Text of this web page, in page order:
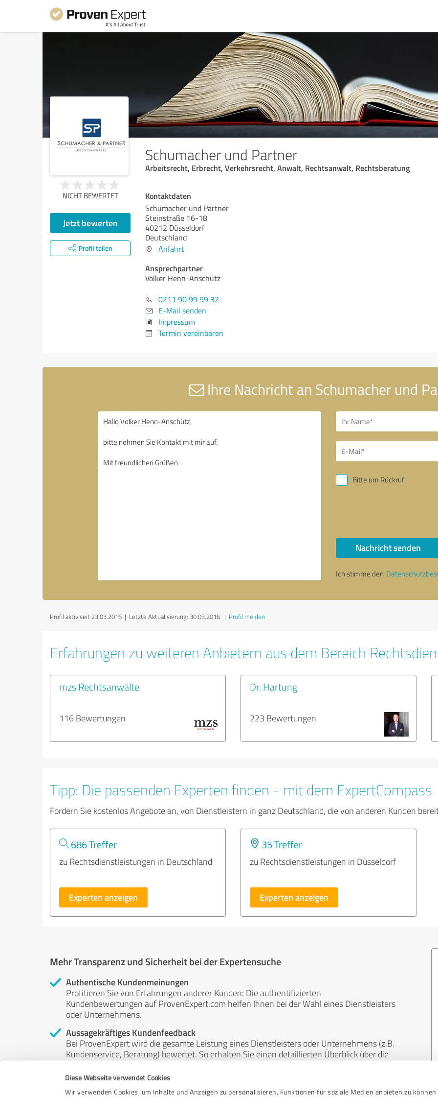
Diese Webseite verwendet Cookies
Wir verwenden Cookies, um Inhalte und Anzeigen zu personalisieren, Funktionen für soziale Medien anbieten zu können
Schumacher und Partner
Arbeitsrecht, Erbrecht, Verkehrsrecht, Anwalt, Rechtsanwalt, Rechtsberatung
NICHT BEWERTET
Jetzt bewerten
Profil teilen
Kontaktdaten
Schumacher und Partner
Steinstraße 16-18
40212 Düsseldorf
Deutschland
Anfahrt
Ansprechpartner
Volker Henn-Anschütz
0211 90 99 99 32
E-Mail senden
Impressum
Termin vereinbaren
Ihre Nachricht an Schumacher und
Bitte um Rückruf
Nachricht senden
Ich stimme den
Profil aktiv seit 23.03.2016 | Letzte Aktualisierung: 30.03.2016 | Profil melden
Erfahrungen zu weiteren Anbietern aus dem Bereich
mzs Rechtsanwälte
116 Bewertungen
Dr. Hartung
223 Bewertungen
Tipp: Die passenden Experten finden - mit dem ExpertCompass
Fordern Sie kostenlos Angebote an, von Dienstleistern in ganz Deutschland, die von anderen Kunden
686 Treffer
zu Rechtsdienstleistungen in Deutschland
Experten anzeigen
35 Treffer
zu Rechtsdienstleistungen in Düsseldorf
Experten anzeigen
Mehr Transparenz und Sicherheit bei der Expertensuche
Authentische Kundenmeinungen
Profitieren Sie von Erfahrungen anderer Kunden: Die authentifizierten
Kundenbewertungen auf ProvenExpert.com helfen Ihnen bei der Wahl eines Dienstleisters
oder Unternehmens.
Aussagekräftiges Kundenfeedback
Bei ProvenExpert wird die gesamte Leistung eines Dienstleisters oder Unternehmens (z.B.
Kundenservice, Beratung) bewertet. So erhalten Sie einen detaillierten Überblick über die
Unabhängige Bewertungen
ProvenExpert ist grundsätzlich kostenlos, unabhängig und neutral. Bewertungen von